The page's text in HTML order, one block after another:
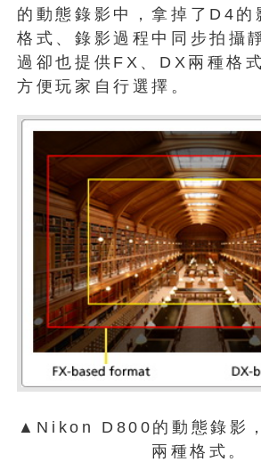
的動態錄影中，拿掉了D4的
格式、錄影過程中同步拍攝
過卻也提供FX、DX兩種格
方便玩家自行選擇。
▲Nikon D800的動態錄影
兩種格式。